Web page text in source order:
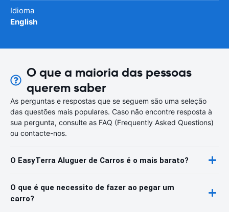
Idioma
English
O que a maioria das pessoas
querem saber
As perguntas e respostas que se seguem são uma seleção
das questões mais populares. Caso não encontre resposta à
sua pergunta, consulte as FAQ (Frequently Asked Questions)
ou contacte-nos.
O EasyTerra Aluguer de Carros é o mais barato?
O que é que necessito de fazer ao pegar um
carro?